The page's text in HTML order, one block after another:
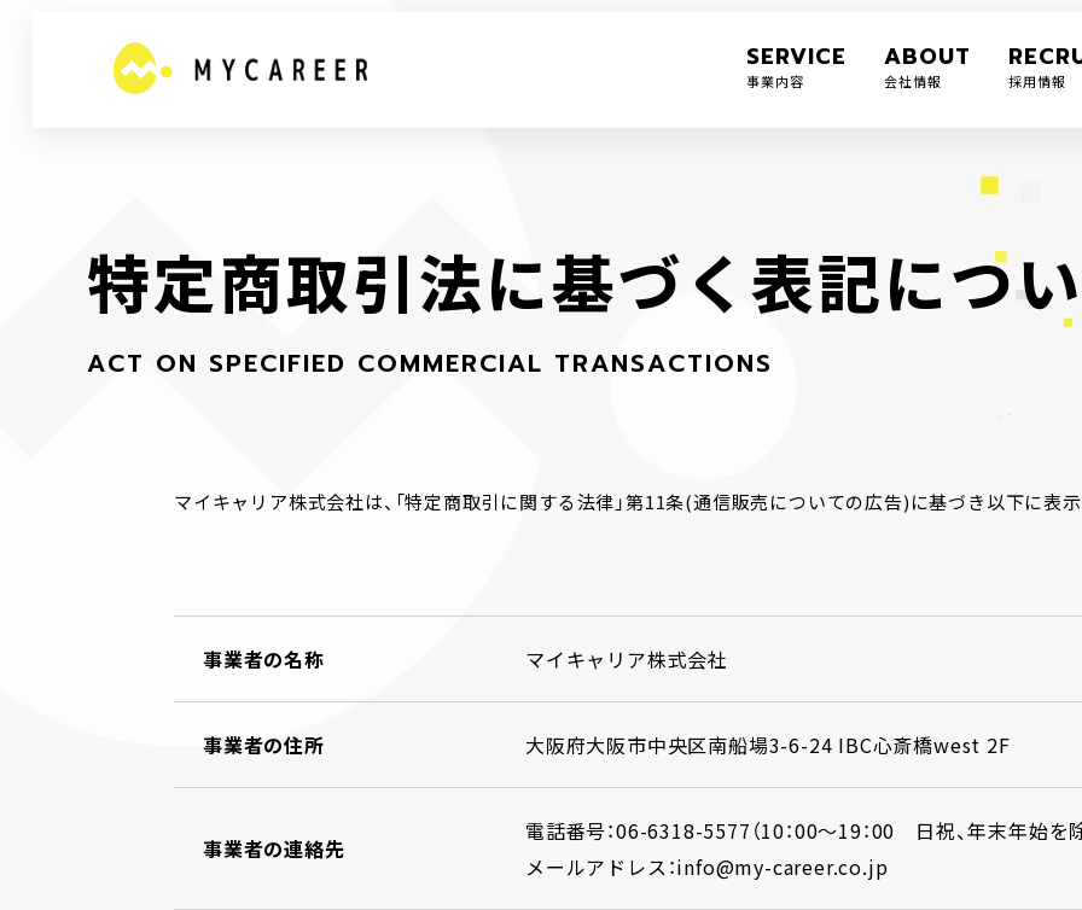
SERVICE
事業内容
ABOUT
会社情報 採用情報
特定商取引法に基づく 表記につい
ACT ON SPECIFIED COMMERCIAL TRANSACTIONS
マイキャリア株式会社は、「特定商取引に関する法律」第11条(通信販売についての広告)に基づき以下に表
事業者の名称 マイキャリア株式会社
事業者の住所 大阪府大阪市中央区南船場3-6-24 IBC心斎橋west 2F
事業者の連絡先
電話番号：06-6318-5577（10：00～19：00 日祝、年末年始を
メールアドレス：info@my-career.co.jp